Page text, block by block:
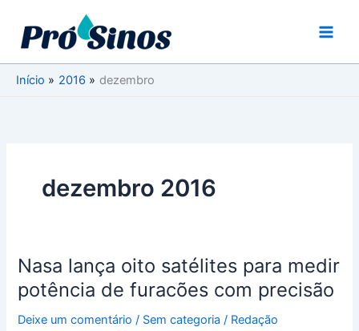
conteúdo
Início
2016 dezembro
dezembro 2016
Nasa lança oito satélites para medir
potência de furacões com precisão
Deixe um comentário / Sem categoria / Redação
Nasa
lança
oito
satélites